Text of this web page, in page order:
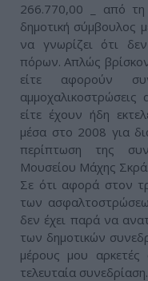
266.770,00 _ από
δημοτική σύμβουλος
να γνωρίζει ότι
πόρων. Απλώς
είτε αφορούν
είτε έχουν ήδη
μέσα στο 2008 για
περίπτωση της
Μουσείου Μάχης Σκρά.
Σε ότι αφορά στον
των
δεν έχει παρά να
των δημοτικών
μέρους μου
τελευταία συνεδρίαση.